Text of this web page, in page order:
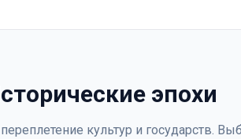
эпохи
культур и государств.